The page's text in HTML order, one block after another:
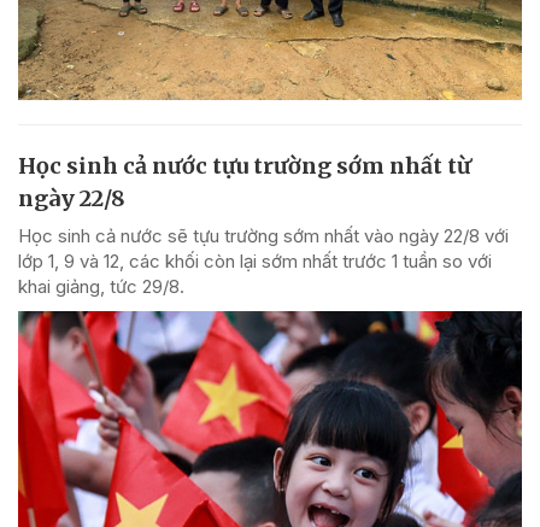
Học sinh cả nước tựu trường sớm nhất từ
ngày 22/8
Học sinh cả nước sẽ tựu trường sớm nhất vào ngày 22/8 với
lớp 1, 9 và 12, các khối còn lại sớm nhất trước 1 tuần so với
khai giảng, tức 29/8.